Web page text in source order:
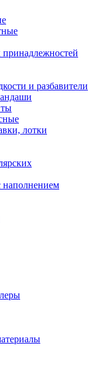
и разбавители
лотки
наполнением